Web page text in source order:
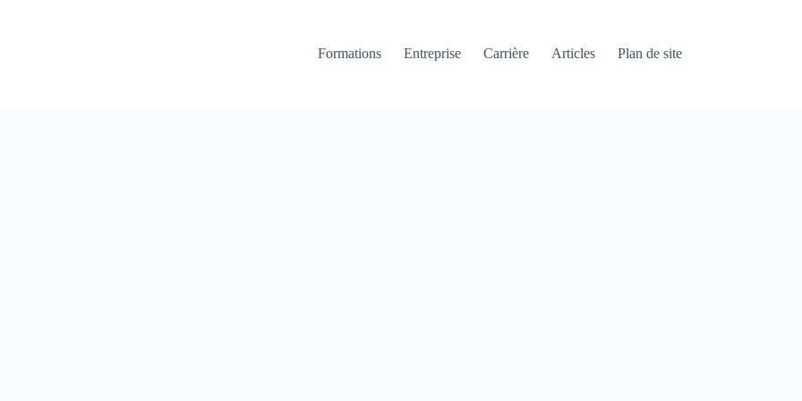
Formations
Entreprise Carrière Articles Plan de site